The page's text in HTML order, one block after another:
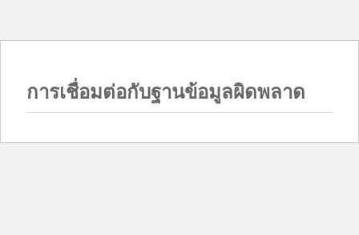
การเชื่อมต่อกับฐานข้อมูลผิดพลาด